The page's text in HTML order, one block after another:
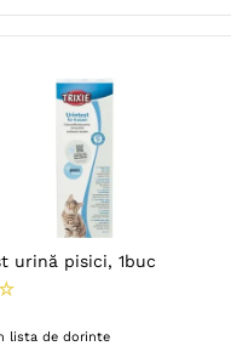
urină pisici, 1buc
☆
lista de dorinte